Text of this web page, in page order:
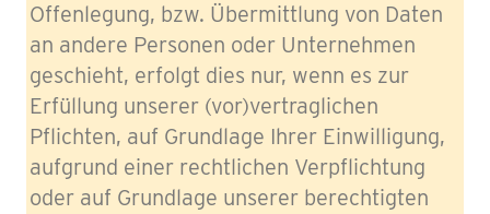
Offenlegung, bzw. Übermittlung von Daten
an andere Personen oder Unternehmen
geschieht, erfolgt dies nur, wenn es zur
Erfüllung unserer (vor)vertraglichen
Pflichten, auf Grundlage Ihrer Einwilligung,
aufgrund einer rechtlichen Verpflichtung
oder auf Grundlage unserer berechtigten